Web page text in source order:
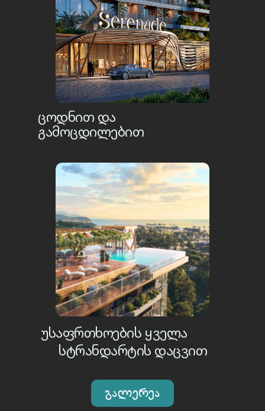
ᲣᲡᲐᲤᲠᲗᲮᲝᲔᲑᲘᲡ ᲧᲕᲔᲚᲐ
ᲡᲢᲠᲐᲜᲓᲐᲠᲢᲘᲡ ᲓᲐᲪᲕᲘᲗ
ᲪᲝᲓᲜᲘᲗ ᲓᲐ
ᲒᲐᲛᲝᲪᲓᲘᲚᲔᲑᲘᲗ
გალერეა